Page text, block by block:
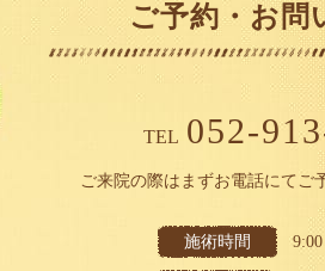
ご予約・お問
TEL 052-
ご来院の際はまずお電話にて ご
施術時間